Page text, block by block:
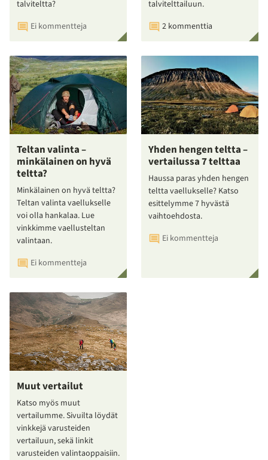
talviteltta?
Ei kommentteja
talvitelttailuun.
2 kommenttia
Teltan valinta –
minkälainen on hyvä
teltta?
Minkälainen on hyvä teltta?
Teltan valinta vaellukselle
voi olla hankalaa. Lue
vinkkimme vaellusteltan
valintaan.
Ei kommentteja
Yhden hengen teltta –
vertailussa 7 telttaa
Haussa paras yhden hengen
teltta vaellukselle? Katso
esittelymme 7 hyvästä
vaihtoehdosta.
Ei kommentteja
Muut vertailut
Katso myös muut
vertailumme. Sivuilta löydät
vinkkejä varusteiden
vertailuun, sekä linkit
varusteiden valintaoppaisiin.